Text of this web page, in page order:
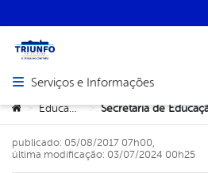
Abrir menu principal de navegação
Serviços e Informações
Você está aqui:
> Educação >
publicado: 05/08/2017 07h00,
última modificação: 03/07/2024 00h25